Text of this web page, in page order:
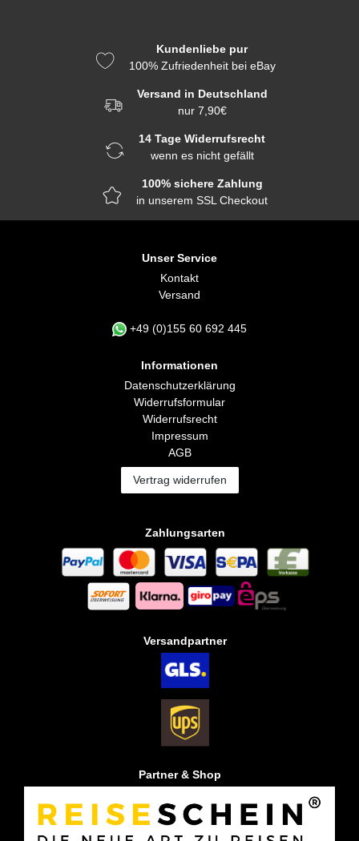
Kundenliebe pur
100% Zufriedenheit bei eBay
Versand in Deutschland
nur 7,90€
14 Tage Widerrufsrecht
wenn es nicht gefällt
100% sichere Zahlung
in unserem SSL Checkout
Unser Service
Kontakt
Versand
+49 (0)155 60 692 445
Informationen
Daten­schutz­erklärung
Widerrufs­formular
Widerrufs­recht
Impressum
AGB
Vertrag widerrufen
Zahlungsarten
Versandpartner
Partner & Shop